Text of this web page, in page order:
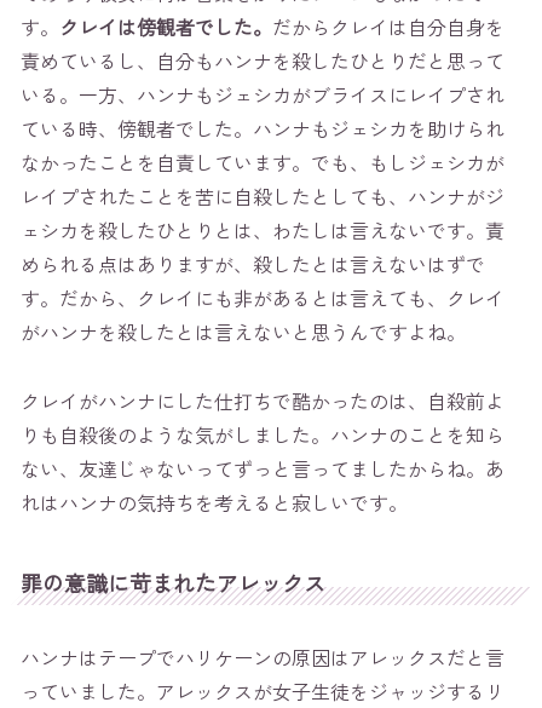
す。 クレイは傍観者でした。 だからクレイは自分自身を
責めているし、自分もハンナを殺したひとりだと思って
いる。一方、ハンナもジェシカがブライスにレイプされ
ている時、傍観者でした。ハンナもジェシカを助けられ
なかったことを自責しています。でも、もしジェシカが
レイプされたことを苦に自殺したとしても、ハンナがジ
ェシカを殺したひとりとは、わたしは言えないです。責
められる点はありますが、殺したとは言えないはずで
す。だから、クレイにも非があるとは言えても、クレイ
がハンナを殺したとは言えないと思うんですよね。
クレイがハンナにした仕打ちで酷かったのは、自殺前よ
りも自殺後のような気がしました。ハンナのことを知ら
ない、友達じゃないってずっと言ってましたからね。あ
れはハンナの気持ちを考えると寂しいです。
罪の意識に苛まれたアレックス
ハンナはテープでハリケーンの原因はアレックスだと言
っていました。アレックスが女子生徒をジャッジするリ